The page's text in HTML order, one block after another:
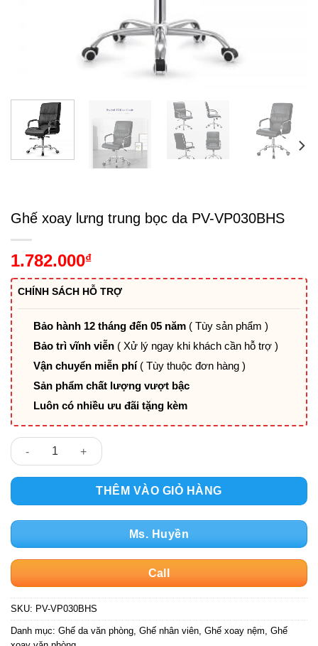
Ghế xoay lưng trung bọc da PV-VP030BHS
1.782.000₫
CHÍNH SÁCH HỖ TRỢ
Bảo hành 12 tháng đến 05 năm ( Tùy sản phẩm )
Bảo trì vĩnh viễn ( Xử lý ngay khi khách cần hỗ trợ )
Vận chuyển miễn phí ( Tùy thuộc đơn hàng )
Sản phẩm chất lượng vượt bậc
Luôn có nhiều ưu đãi tặng kèm
Ghế xoay lưng trung bọc da PV-VP030BHS số lượng
THÊM VÀO GIỎ HÀNG
Ms. Huyền
Call
SKU: PV-VP030BHS
Danh mục: Ghế da văn phòng, Ghế nhân viên, Ghế xoay nệm, Ghế